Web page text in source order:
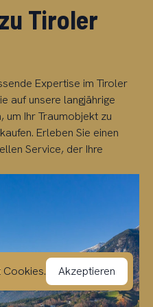
Tiroler
Expertise im Tiroler
auf unsere langjährige
um Ihr Traumobjekt zu
Erleben Sie einen
Service, der Ihre
Cookies. Akzeptieren